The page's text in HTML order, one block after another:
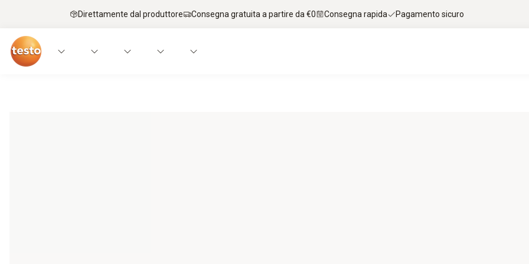
Direttamente dal produttore Consegna gratuita a partire da €0 Consegna rapida Pagamento sicuro